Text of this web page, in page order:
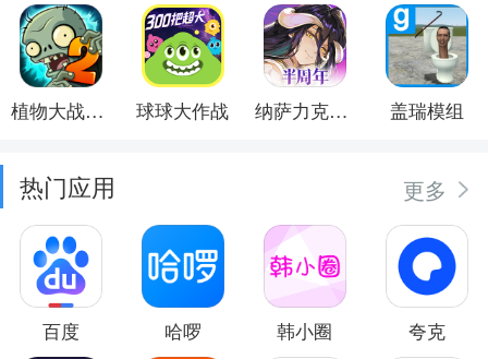
植物大战僵尸2 球球大作战 纳萨力克之王 盖瑞模组
热门应用 更多
百度 哈啰 韩小圈 夸克